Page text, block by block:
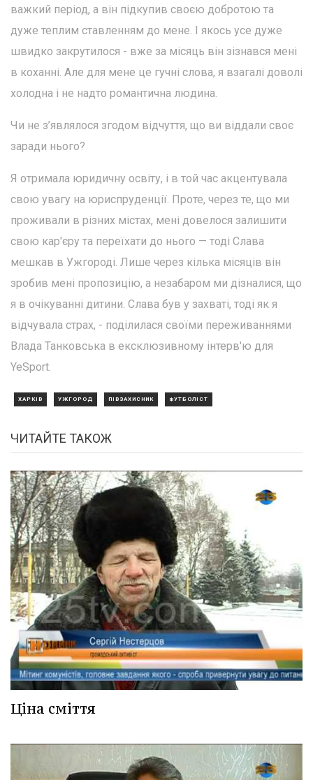
важкий період, а він підкупив своєю добротою та
дуже теплим ставленням до мене. І якось усе дуже
швидко закрутилося - вже за місяць він зізнався мені
в коханні. Але для мене це гучні слова, я взагалі доволі
холодна і не надто романтична людина.
Чи не з’являлося згодом відчуття, що ви віддали своє
заради нього?
Я отримала юридичну освіту, і в той час акцентувала
свою увагу на юриспруденції. Проте, через те, що ми
проживали в різних містах, мені довелося залишити
свою кар'єру та переїхати до нього — тоді Слава
мешкав в Ужгороді. Лише через кілька місяців він
зробив мені пропозицію, а незабаром ми дізналися, що
я в очікуванні дитини. Слава був у захваті, тоді як я
відчувала страх, - поділилася своїми переживаннями
Влада Танковська в ексклюзивному інтерв'ю для
YeSport.
ХАРКІВ УЖГОРОД ПІВЗАХИСНИК ФУТБОЛІСТ
ЧИТАЙТЕ ТАКОЖ
Ціна сміття